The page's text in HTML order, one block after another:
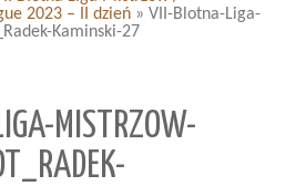
2023 – II dzień » VII-Blotna-Liga-
Kaminski-27
MISTRZOW-